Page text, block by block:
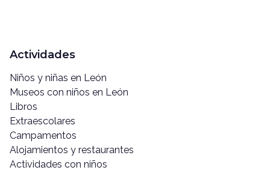
Actividades
Niños y niñas en León
Museos con niños en León
Libros
Extraescolares
Campamentos
Alojamientos y restaurantes
Actividades con niños